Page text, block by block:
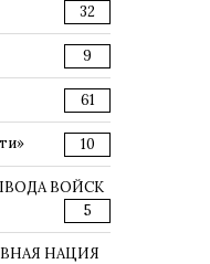
32
9
61
10
ВОЙСК
5
НАЦИЯ